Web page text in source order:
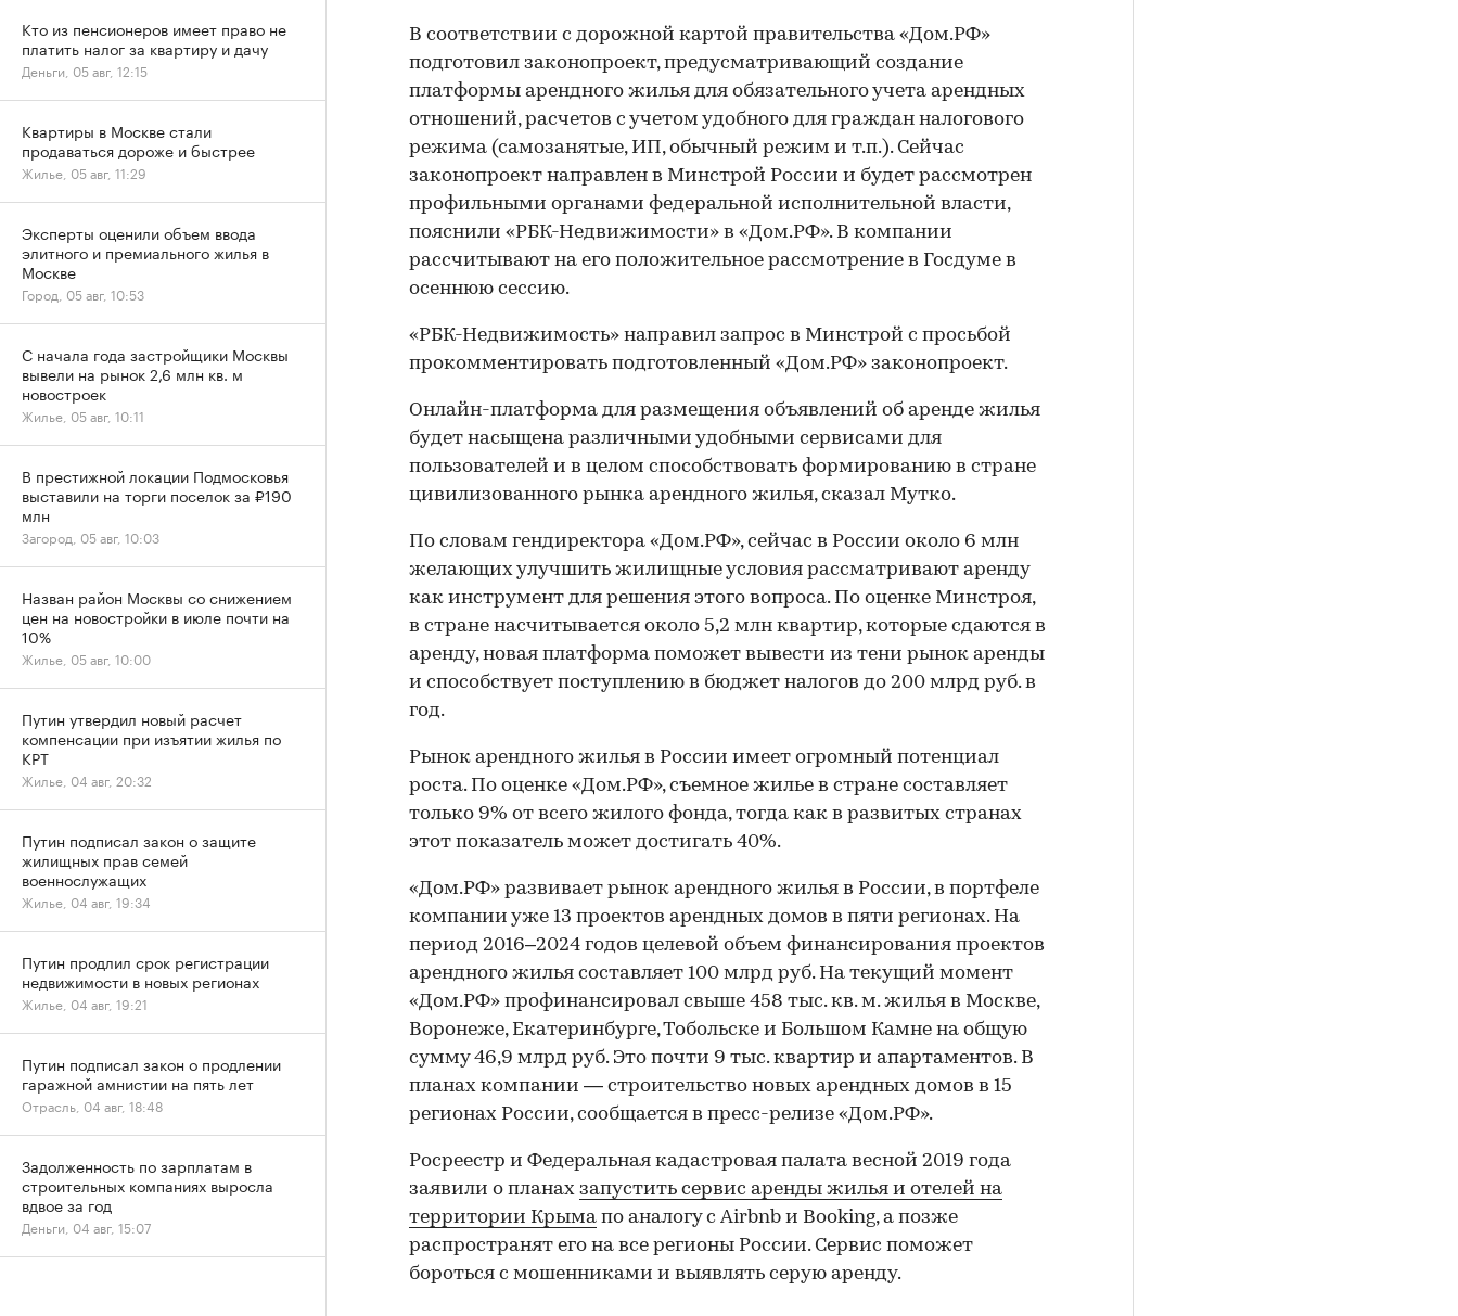
В соответствии с дорожной картой правительства «Дом.РФ»
подготовил законопроект, предусматривающий создание
платформы арендного жилья для обязательного учета арендных
отношений, расчетов с учетом удобного для граждан налогового
режима (самозанятые, ИП, обычный режим и т.п.). Сейчас
законопроект направлен в Минстрой России и будет рассмотрен
профильными органами федеральной исполнительной власти,
пояснили «РБК-Недвижимости» в «Дом.РФ». В компании
рассчитывают на его положительное рассмотрение в Госдуме в
осеннюю сессию.
«РБК-Недвижимость» направил запрос в Минстрой с просьбой
прокомментировать подготовленный «Дом.РФ» законопроект.
Онлайн-платформа для размещения объявлений об аренде жилья
будет насыщена различными удобными сервисами для
пользователей и в целом способствовать формированию в стране
цивилизованного рынка арендного жилья, сказал Мутко.
По словам гендиректора «Дом.РФ», сейчас в России около 6 млн
желающих улучшить жилищные условия рассматривают аренду
как инструмент для решения этого вопроса. По оценке Минстроя,
в стране насчитывается около 5,2 млн квартир, которые сдаются в
аренду, новая платформа поможет вывести из тени рынок аренды
и способствует поступлению в бюджет налогов до 200 млрд руб. в
год.
Рынок арендного жилья в России имеет огромный потенциал
роста. По оценке «Дом.РФ», съемное жилье в стране составляет
только 9% от всего жилого фонда, тогда как в развитых странах
этот показатель может достигать 40%.
«Дом.РФ» развивает рынок арендного жилья в России, в портфеле
компании уже 13 проектов арендных домов в пяти регионах. На
период 2016–2024 годов целевой объем финансирования проектов
арендного жилья составляет 100 млрд руб. На текущий момент
«Дом.РФ» профинансировал свыше 458 тыс. кв. м. жилья в Москве,
Воронеже, Екатеринбурге, Тобольске и Большом Камне на общую
сумму 46,9 млрд руб. Это почти 9 тыс. квартир и апартаментов. В
планах компании — строительство новых арендных домов в 15
регионах России, сообщается в пресс-релизе «Дом.РФ».
Росреестр и Федеральная кадастровая палата весной 2019 года
заявили о планах запустить сервис аренды жилья и отелей на
территории Крыма по аналогу с Airbnb и Booking, а позже
распространят его на все регионы России. Сервис поможет
бороться с мошенниками и выявлять серую аренду.
Кто из пенсионеров имеет право не
платить налог за квартиру и дачу
Деньги, 05 авг, 12:15
Квартиры в Москве стали
продаваться дороже и быстрее
Жилье, 05 авг, 11:29
Эксперты оценили объем ввода
элитного и премиального жилья в
Москве
Город, 05 авг, 10:53
С начала года застройщики Москвы
вывели на рынок 2,6 млн кв. м
новостроек
Жилье, 05 авг, 10:11
В престижной локации Подмосковья
выставили на торги поселок за ₽190
млн
Загород, 05 авг, 10:03
Назван район Москвы со снижением
цен на новостройки в июле почти на
10%
Жилье, 05 авг, 10:00
Путин утвердил новый расчет
компенсации при изъятии жилья по
КРТ
Жилье, 04 авг, 20:32
Путин подписал закон о защите
жилищных прав семей
военнослужащих
Жилье, 04 авг, 19:34
Путин продлил срок регистрации
недвижимости в новых регионах
Жилье, 04 авг, 19:21
Путин подписал закон о продлении
гаражной амнистии на пять лет
Отрасль, 04 авг, 18:48
Задолженность по зарплатам в
строительных компаниях выросла
вдвое за год
Деньги, 04 авг, 15:07